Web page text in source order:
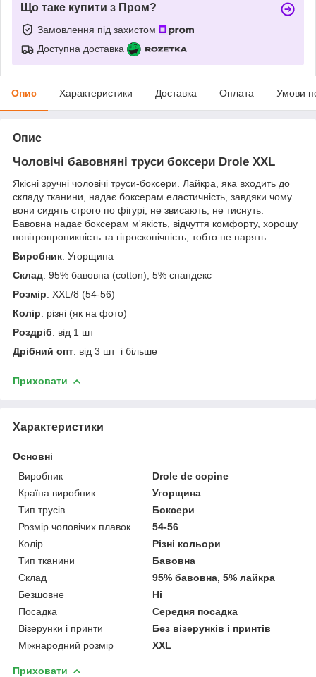
Що таке купити з Пром?
Замовлення під захистом
Доступна доставка
Опис Характеристики Доставка Оплата Умови
Опис
Чоловічі бавовняні труси боксери Drole XXL
Якісні зручні чоловічі труси-боксери. Лайкра, яка входить до
складу тканини, надає боксерам еластичність, завдяки чому
вони сидять строго по фігурі, не звисають, не тиснуть.
Бавовна надає боксерам м'якість, відчуття комфорту, хорошу
повітропроникність та гігроскопічність, тобто не парять.
Виробник: Угорщина
Склад: 95% бавовна (cotton), 5% спандекс
Розмір: XXL/8 (54-56)
Колір: різні (як на фото)
Роздріб: від 1 шт
Дрібний опт: від 3 шт і більше
Приховати
Характеристики
Основні
Виробник
Drole de copine
Країна виробник
Угорщина
Тип трусів
Боксери
Розмір чоловічих плавок
54-56
Колір
Різні кольори
Тип тканини
Бавовна
Склад
95% бавовна, 5% лайкра
Безшовне
Ні
Посадка
Середня посадка
Візерунки і принти
Без візерунків і принтів
Міжнародний розмір
XXL
Приховати